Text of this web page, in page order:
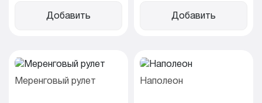
Добавить Добавить
Меренговый рулет Наполеон